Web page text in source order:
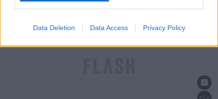
Data Deletion Data Access Privacy Policy